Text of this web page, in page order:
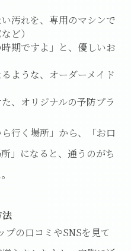
汚れを、専用のマシンで
ど）
期ですよ」と、優しいお
ような、オーダーメイド
、オリジナルの予防プラ
行く場所」から、「お口
」になると、通うのがち
法
の口コミやSNSを見て